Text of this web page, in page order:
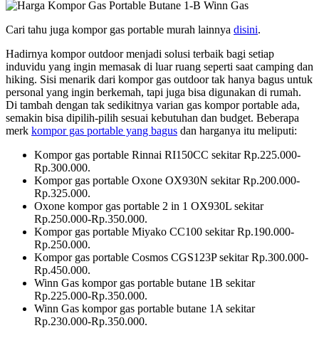
Cari tahu juga kompor gas portable murah lainnya disini.
Hadirnya kompor outdoor menjadi solusi terbaik bagi setiap
induvidu yang ingin memasak di luar ruang seperti saat camping dan
hiking. Sisi menarik dari kompor gas outdoor tak hanya bagus untuk
personal yang ingin berkemah, tapi juga bisa digunakan di rumah.
Di tambah dengan tak sedikitnya varian gas kompor portable ada,
semakin bisa dipilih-pilih sesuai kebutuhan dan budget. Beberapa
merk kompor gas portable yang bagus dan harganya itu meliputi:
Kompor gas portable Rinnai RI150CC sekitar Rp.225.000-
Rp.300.000.
Kompor gas portable Oxone OX930N sekitar Rp.200.000-
Rp.325.000.
Oxone kompor gas portable 2 in 1 OX930L sekitar
Rp.250.000-Rp.350.000.
Kompor gas portable Miyako CC100 sekitar Rp.190.000-
Rp.250.000.
Kompor gas portable Cosmos CGS123P sekitar Rp.300.000-
Rp.450.000.
Winn Gas kompor gas portable butane 1B sekitar
Rp.225.000-Rp.350.000.
Winn Gas kompor gas portable butane 1A sekitar
Rp.230.000-Rp.350.000.